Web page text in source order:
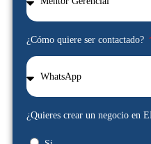
¿Cómo quiere ser contactado?
¿Quieres crear un negocio en